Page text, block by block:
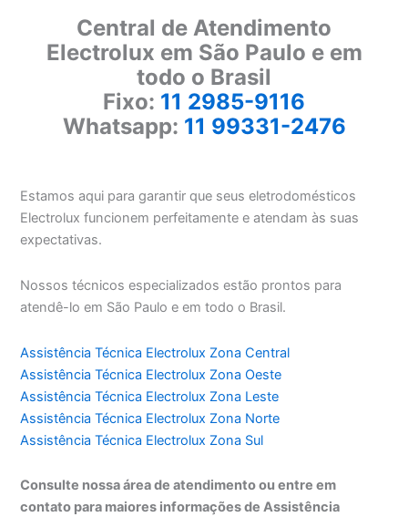
Central de Atendimento
Electrolux em São Paulo e em
todo o Brasil
Fixo: 11 2985-9116
Whatsapp: 11 99331-2476
Estamos aqui para garantir que seus eletrodomésticos
Electrolux funcionem perfeitamente e atendam às suas
expectativas.
Nossos técnicos especializados estão prontos para
atendê-lo em São Paulo e em todo o Brasil.
Assistência Técnica Electrolux Zona Central
Assistência Técnica Electrolux Zona Oeste
Assistência Técnica Electrolux Zona Leste
Assistência Técnica Electrolux Zona Norte
Assistência Técnica Electrolux Zona Sul
Consulte nossa área de atendimento ou entre em
contato para maiores informações de Assistência